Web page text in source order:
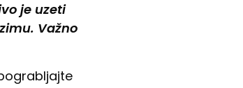
je uzeti
Važno